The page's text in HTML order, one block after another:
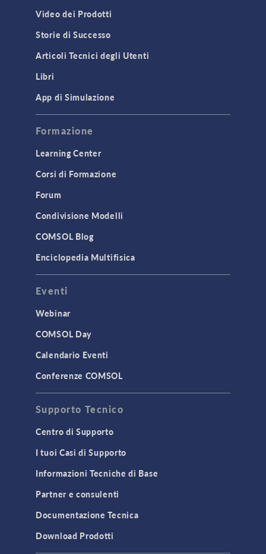
Video dei Prodotti
Storie di Successo
Articoli Tecnici degli Utenti
Libri
App di Simulazione
Formazione
Learning Center
Corsi di Formazione
Forum
Condivisione Modelli
COMSOL Blog
Enciclopedia Multifisica
Eventi
Webinar
COMSOL Day
Calendario Eventi
Conferenze COMSOL
Supporto Tecnico
Centro di Supporto
I tuoi Casi di Supporto
Informazioni Tecniche di Base
Partner e consulenti
Documentazione Tecnica
Download Prodotti